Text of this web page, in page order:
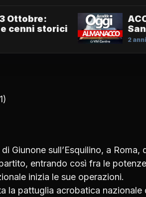
Ottobre:
cenni storici
2
Giunone sull’Esquilino, a
entrando così fra le potenze
inizia le sue operazioni.
la pattuglia acrobatica nazionale